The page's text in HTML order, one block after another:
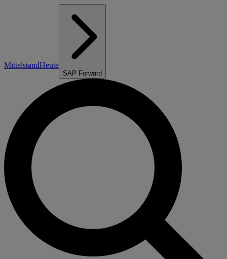
MittelstandHeute
SAP Forward